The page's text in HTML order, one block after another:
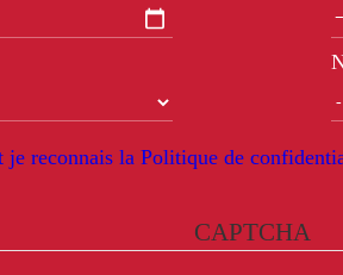
je reconnais la Politique de
CAPTCHA